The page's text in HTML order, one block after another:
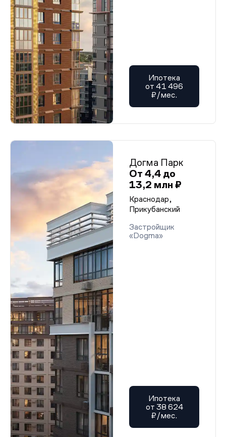
Ипотека
от 41 496
₽/мес.
Догма Парк
От 4,4 до
13,2 млн ₽
Краснодар,
Прикубанский
Застройщик
«Dogma»
Ипотека
от 38 624
₽/мес.